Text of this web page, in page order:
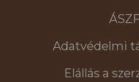
ÁSZF
Adatvédelmi
Elállás a